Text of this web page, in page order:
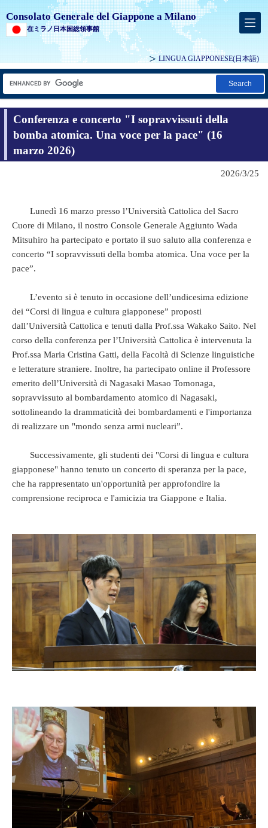
Consolato Generale del Giappone a Milano
在ミラノ日本国総領事館
LINGUA GIAPPONESE(日本語)
Search
Conferenza e concerto "I sopravvissuti della
bomba atomica. Una voce per la pace" (16
marzo 2026)
2026/3/25
Lunedì 16 marzo presso l’Università Cattolica del Sacro
Cuore di Milano, il nostro Console Generale Aggiunto Wada
Mitsuhiro ha partecipato e portato il suo saluto alla conferenza e
concerto “I sopravvissuti della bomba atomica. Una voce per la
pace”.
L’evento si è tenuto in occasione dell’undicesima edizione
dei “Corsi di lingua e cultura giapponese” proposti
dall’Università Cattolica e tenuti dalla Prof.ssa Wakako Saito. Nel
corso della conferenza per l’Università Cattolica è intervenuta la
Prof.ssa Maria Cristina Gatti, della Facoltà di Scienze linguistiche
e letterature straniere. Inoltre, ha partecipato online il Professore
emerito dell’Università di Nagasaki Masao Tomonaga,
sopravvissuto al bombardamento atomico di Nagasaki,
sottolineando la drammaticità dei bombardamenti e l'importanza
di realizzare un "mondo senza armi nucleari”.
Successivamente, gli studenti dei "Corsi di lingua e cultura
giapponese" hanno tenuto un concerto di speranza per la pace,
che ha rappresentato un'opportunità per approfondire la
comprensione reciproca e l'amicizia tra Giappone e Italia.